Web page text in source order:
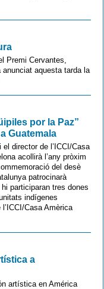
Premi Cervantes,
aquesta tarda la
por la Paz”
Guatemala
director de l’ICCI/Casa
acollirà l’any pròxim
del desè
patrocinarà
participaran tres dones
indígenes
Casa Amèrica
a
artística en América